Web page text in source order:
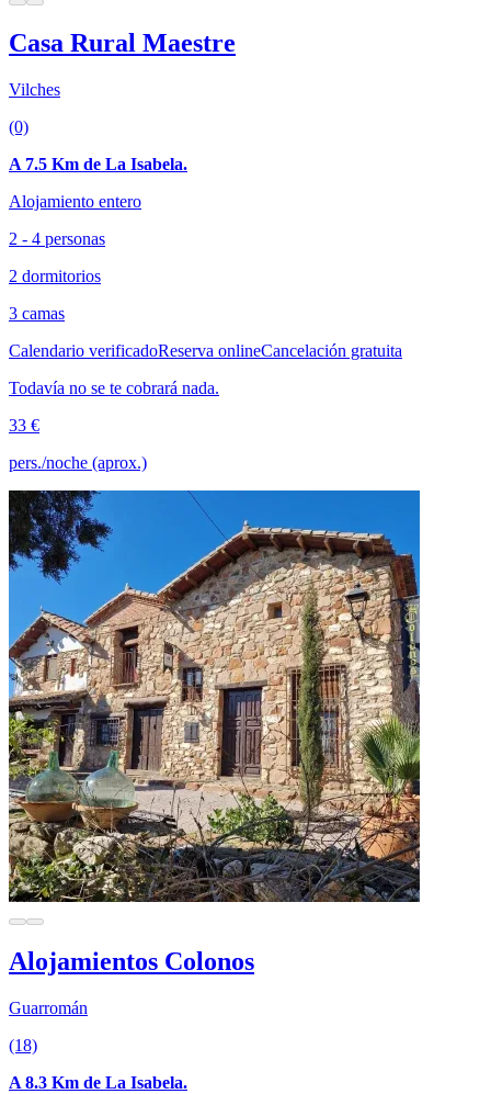
Casa Rural Maestre
Vilches
(0)
A 7.5 Km de La Isabela.
Alojamiento entero
2 - 4 personas
2 dormitorios
3 camas
Calendario verificadoReserva onlineCancelación gratuita
Todavía no se te cobrará nada.
33 €
pers./noche (aprox.)
Alojamientos Colonos
Guarromán
(18)
A 8.3 Km de La Isabela.